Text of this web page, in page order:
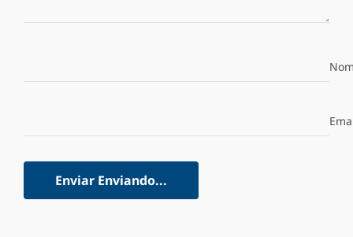
Enviar Enviando...